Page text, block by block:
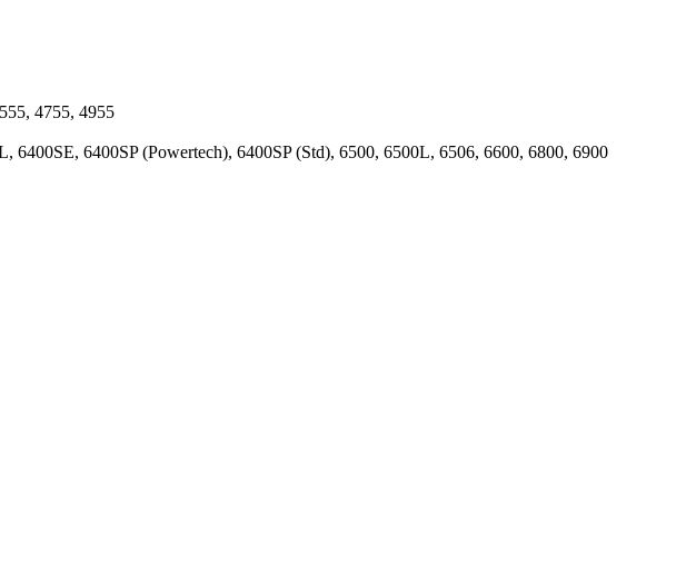
4755, 4955
6400SP (Powertech), 6400SP (Std), 6500, 6500L, 6506, 6600, 6800, 6900